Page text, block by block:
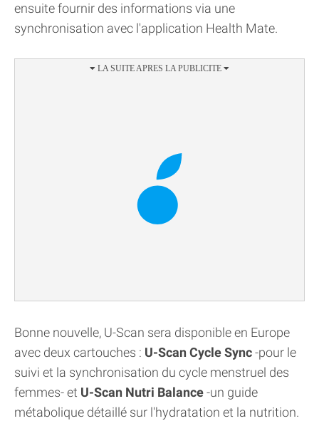
ensuite fournir des informations via une
synchronisation avec l'application Health Mate.
Bonne nouvelle, U-Scan sera disponible en Europe
avec deux cartouches : U-Scan Cycle Sync-pour le
suivi et la synchronisation du cycle menstruel des
femmes- et U-Scan Nutri Balance-un guide
métabolique détaillé sur l'hydratation et la nutrition.